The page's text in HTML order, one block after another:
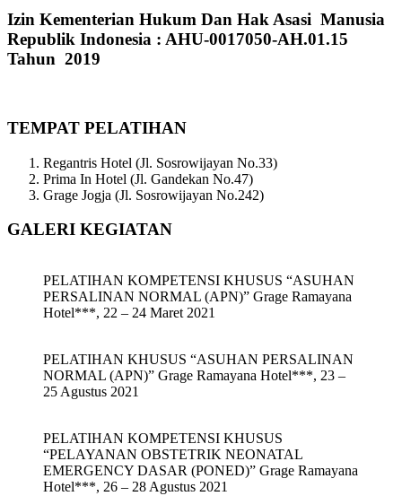
Izin Kementerian Hukum Dan Hak Asasi Manusia
Republik Indonesia : AHU-0017050-AH.01.15
Tahun 2019
TEMPAT PELATIHAN
Regantris Hotel (Jl. Sosrowijayan No.33)
Prima In Hotel (Jl. Gandekan No.47)
Grage Jogja (Jl. Sosrowijayan No.242)
GALERI KEGIATAN
PELATIHAN KOMPETENSI KHUSUS “ASUHAN
PERSALINAN NORMAL (APN)” Grage Ramayana
Hotel***, 22 – 24 Maret 2021
PELATIHAN KHUSUS “ASUHAN PERSALINAN
NORMAL (APN)” Grage Ramayana Hotel***, 23 –
25 Agustus 2021
PELATIHAN KOMPETENSI KHUSUS
“PELAYANAN OBSTETRIK NEONATAL
EMERGENCY DASAR (PONED)” Grage Ramayana
Hotel***, 26 – 28 Agustus 2021